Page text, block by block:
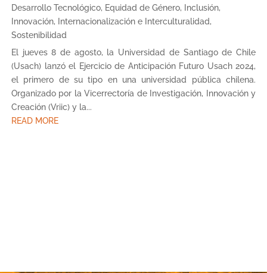
Desarrollo Tecnológico, Equidad de Género, Inclusión,
Innovación, Internacionalización e Interculturalidad,
Sostenibilidad
El jueves 8 de agosto, la Universidad de Santiago de Chile
(Usach) lanzó el Ejercicio de Anticipación Futuro Usach 2024,
el primero de su tipo en una universidad pública chilena.
Organizado por la Vicerrectoría de Investigación, Innovación y
Creación (Vriic) y la...
READ MORE